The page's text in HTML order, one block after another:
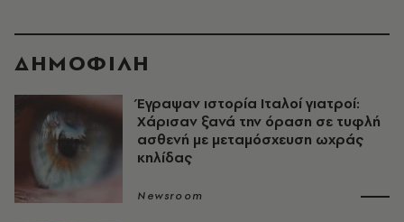
ΔΗΜΟΦΙΛΗ
Έγραψαν ιστορία Ιταλοί γιατροί:
Χάρισαν ξανά την όραση σε τυφλή
ασθενή με μεταμόσχευση ωχράς
κηλίδας
Newsroom